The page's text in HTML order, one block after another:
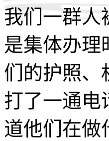
我们一群人
是集体办理
们的护照、
打了一通电
道他们在做